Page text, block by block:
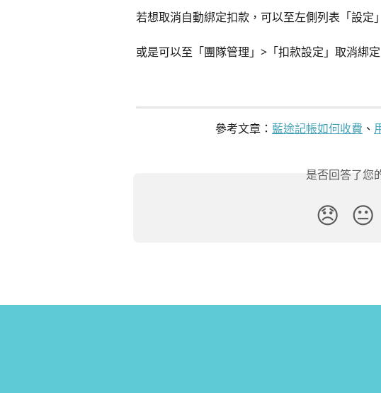
若想取消自動綁定扣款，可以至左側列表「設定
或是可以至「團隊管理」>「扣款設定」取消綁定
參考文章： 藍途記帳如何收費 、
是否回答了您
😞 😐